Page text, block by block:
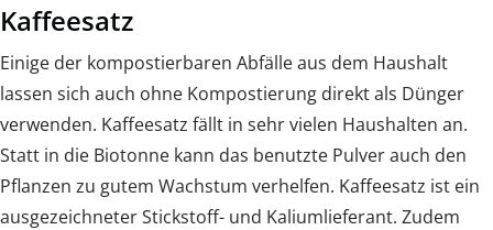
Kaffeesatz
Einige der kompostierbaren Abfälle aus dem Haushalt
lassen sich auch ohne Kompostierung direkt als Dünger
verwenden. Kaffeesatz fällt in sehr vielen Haushalten an.
Statt in die Biotonne kann das benutzte Pulver auch den
Pflanzen zu gutem Wachstum verhelfen. Kaffeesatz ist ein
ausgezeichneter Stickstoff- und Kaliumlieferant. Zudem